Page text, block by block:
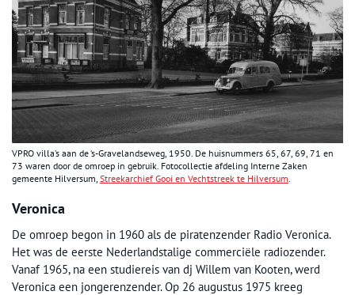
VPRO villa’s aan de ‘s-Gravelandseweg, 1950. De huisnummers 65, 67, 69, 71 en
73 waren door de omroep in gebruik. Fotocollectie afdeling Interne Zaken
gemeente Hilversum, Streekarchief Gooi en Vechtstreek te Hilversum
Veronica
De omroep begon in 1960 als de piratenzender Radio Veronica.
Het was de eerste Nederlandstalige commerciële radiozender.
Vanaf 1965, na een studiereis van dj Willem van Kooten, werd
Veronica een jongerenzender. Op 26 augustus 1975 kreeg